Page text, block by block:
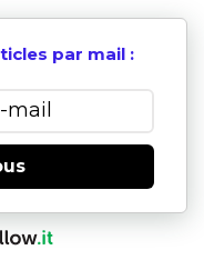
par mail :